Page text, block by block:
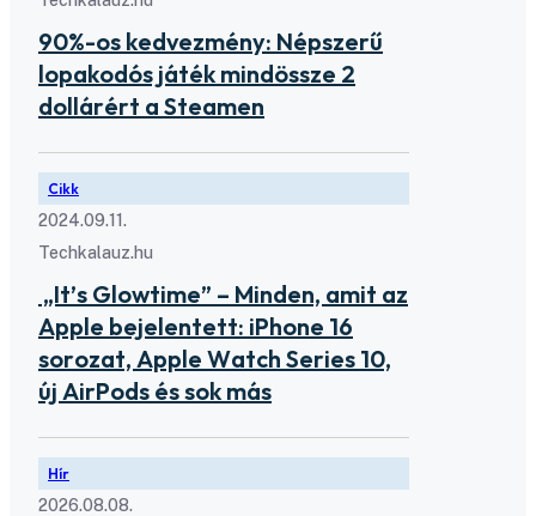
90%-os kedvezmény: Népszerű
lopakodós játék mindössze 2
dollárért a Steamen
Cikk
2024.09.11.
Techkalauz.hu
„It’s Glowtime” – Minden, amit az
Apple bejelentett: iPhone 16
sorozat, Apple Watch Series 10,
új AirPods és sok más
Hír
2026.08.08.